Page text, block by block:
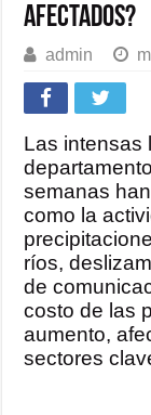
afectados?
admin
Las intensas
semanas
como la
ríos,
de
costo de las
aumento,
sectores